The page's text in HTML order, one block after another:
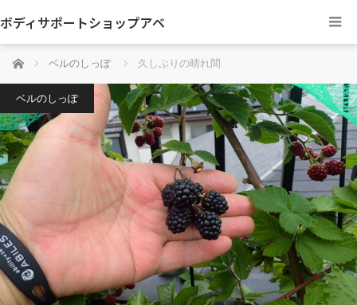
ボディサポートショップアベ
ホーム ベルのしっぽ 久しぶりの晴れ間
ベルのしっぽ